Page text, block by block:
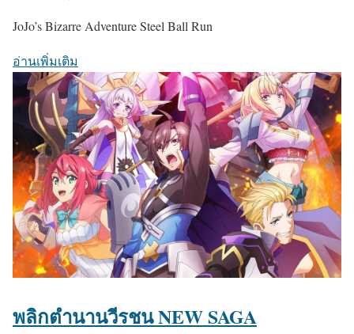
JoJo’s Bizarre Adventure Steel Ball Run
อ่านเพิ่มเติม
พลิกตำนานวีรชน NEW SAGA